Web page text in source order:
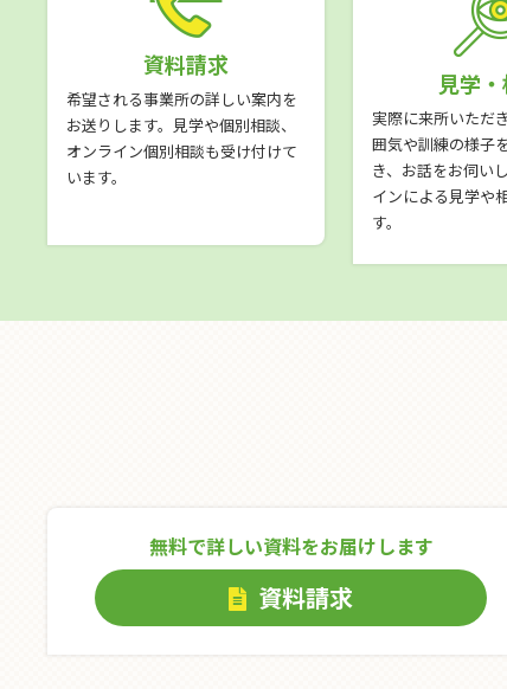
資料請求
希望される事業所の詳しい案内を
お送りします。見学や個別相談、
オンライン個別相談も受け付けて
います。
見学
実際に来所いただ
囲気や訓練の様子
き、お話をお伺い
インによる見学や
す。
無料で詳しい資料をお届けします
資料請求